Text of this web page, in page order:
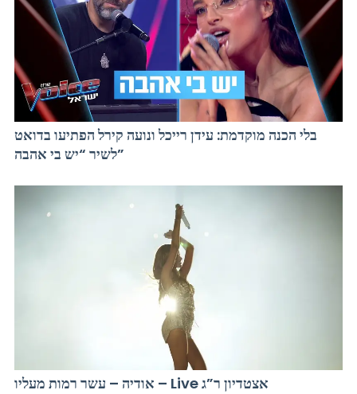
בלי הכנה מוקדמת: עידן רייכל ונועה קירל הפתיעו בדואט
לשיר “יש בי אהבה”
אודיה – עשר רמות מעליו – Live אצטדיון ר”ג